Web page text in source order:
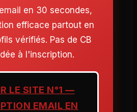
en 30 secondes,
efficace partout en
vérifiés. Pas de CB
à l'inscription.
LE SITE N°1 —
EMAIL EN